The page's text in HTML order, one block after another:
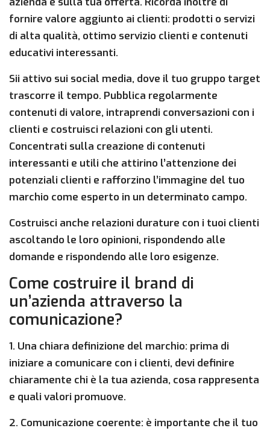
fornire valore aggiunto ai clienti: prodotti o servizi
di alta qualità, ottimo servizio clienti e contenuti
educativi interessanti.
Sii attivo sui social media, dove il tuo gruppo target
trascorre il tempo. Pubblica regolarmente
contenuti di valore, intraprendi conversazioni con i
clienti e costruisci relazioni con gli utenti.
Concentrati sulla creazione di contenuti
interessanti e utili che attirino l’attenzione dei
potenziali clienti e rafforzino l’immagine del tuo
marchio come esperto in un determinato campo.
Costruisci anche relazioni durature con i tuoi clienti
ascoltando le loro opinioni, rispondendo alle
domande e rispondendo alle loro esigenze.
Come costruire il brand di
un’azienda attraverso la
comunicazione?
1. Una chiara definizione del marchio: prima di
iniziare a comunicare con i clienti, devi definire
chiaramente chi è la tua azienda, cosa rappresenta
e quali valori promuove.
2. Comunicazione coerente: è importante che il tuo